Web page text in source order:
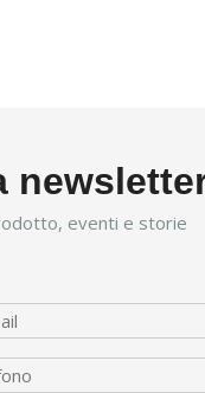
eventi e storie